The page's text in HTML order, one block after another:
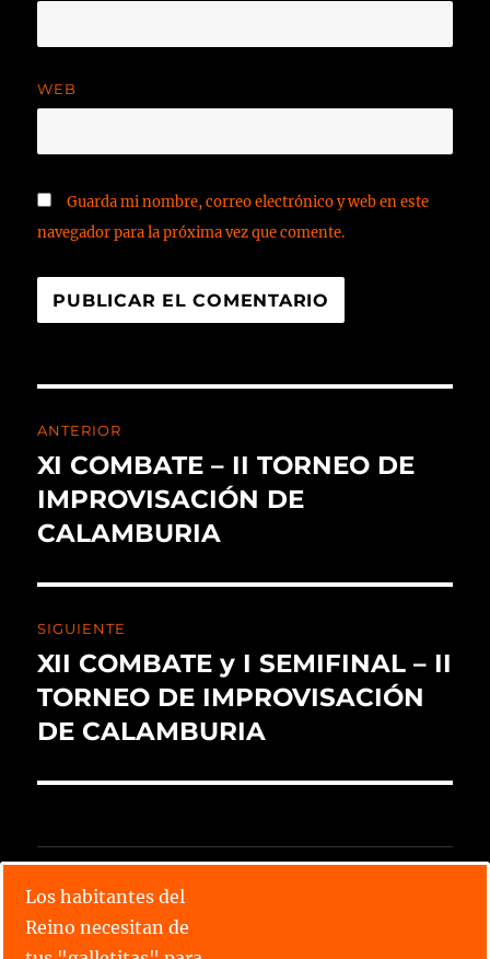
WEB
Guarda mi nombre, correo electrónico y web en este
navegador para la próxima vez que comente.
ANTERIOR
XI COMBATE – II TORNEO DE
IMPROVISACIÓN DE
CALAMBURIA
SIGUIENTE
XII COMBATE y I SEMIFINAL – II
TORNEO DE IMPROVISACIÓN
DE CALAMBURIA
Lee todos los relatos
Los habitantes del
Reino necesitan de